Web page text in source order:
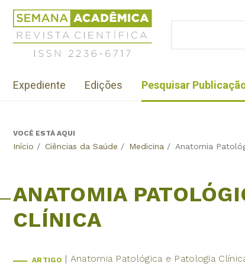
Jump
navigation
Revista
Científica
Semana
Acadêmica
2236-
Menu
institutional
Expediente Edições Pesquisar
BackVOCÊ ESTÁ AQUI
Início / Ciências da Saúde / Medicina / Anatomia
ANATOMIA
CLÍNICA
ARTIGO Anatomia Patológica e Patologia